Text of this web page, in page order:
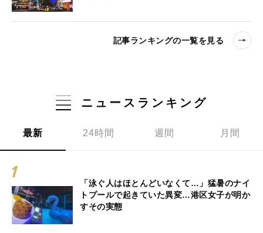
記事ランキングの一覧を見る
ニュースランキング
最新 24時間 週間 月間
「泳ぐ人はほとんどいなくて…」猛暑のナイ
トプールで起きていた異変…港区女子が明か
すその実態